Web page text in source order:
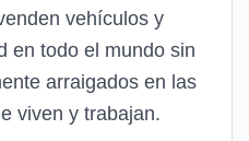
vehículos y
en todo el mundo sin
arraigados en las
viven y trabajan.